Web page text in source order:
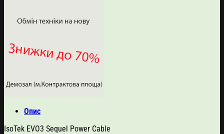
Опис
IsoTek EVO3 Sequel Power Cable